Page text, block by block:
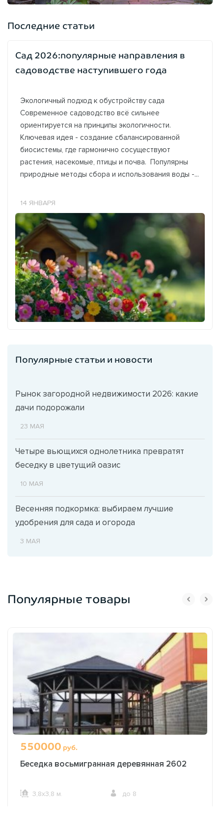
Последние статьи
Сад 2026:популярные направления в
садоводстве наступившего года
Экологичный подход к обустройству сада
Современное садоводство всё сильнее
ориентируется на принципы экологичности.
Ключевая идея - создание сбалансированной
биосистемы, где гармонично сосуществуют
растения, насекомые, птицы и почва. Популярны
природные методы сбора и использования воды -...
14 ЯНВАРЯ
Популярные статьи и новости
Рынок загородной недвижимости 2026: какие
дачи подорожали
23 МАЯ
Четыре вьющихся однолетника превратят
беседку в цветущий оазис
10 МАЯ
Весенняя подкормка: выбираем лучшие
удобрения для сада и огорода
3 МАЯ
Популярные товары
550000 руб.
Беседка восьмигранная деревянная 2602
3,8х3,8 м. до 8